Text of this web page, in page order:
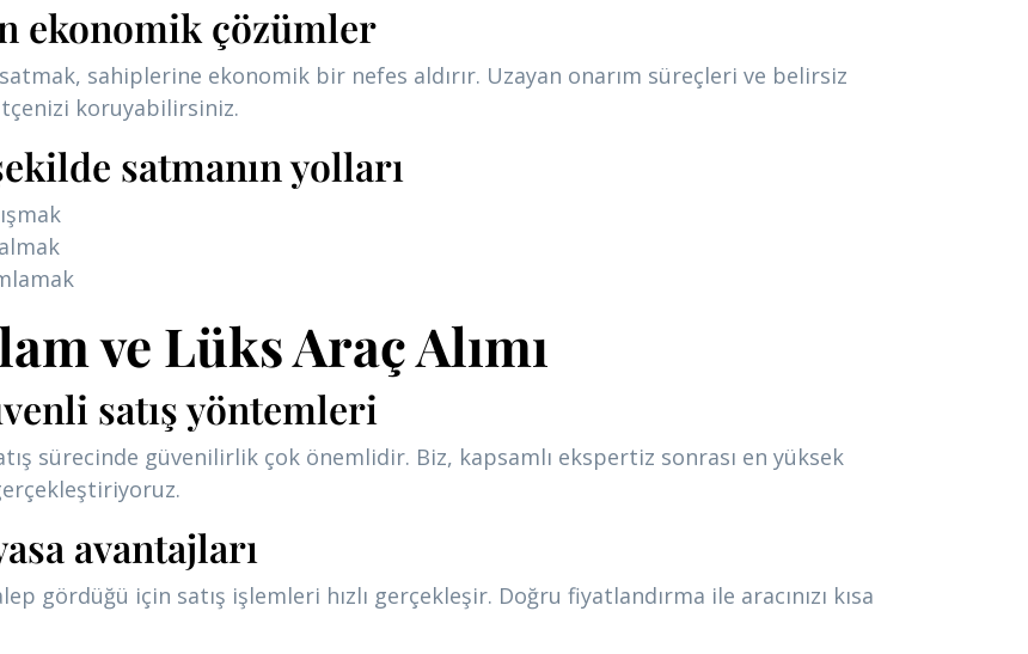
ekonomik çözümler
sahiplerine ekonomik bir nefes aldırır. Uzayan onarım süreçleri ve belirsiz
koruyabilirsiniz.
satmanın yolları
ve Lüks Araç Alımı
satış yöntemleri
sürecinde güvenilirlik çok önemlidir. Biz, kapsamlı ekspertiz sonrası en yüksek
avantajları
gördüğü için satış işlemleri hızlı gerçekleşir. Doğru fiyatlandırma ile aracınızı kısa